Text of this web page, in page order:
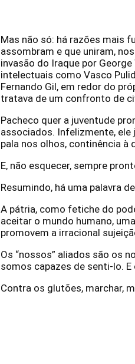
Mas não só: há razões mais
assombram e que uniram,
invasão do Iraque por
intelectuais como Vasco
Fernando Gil, em redor do
tratava de um confronto de
Pacheco quer a juventude
associados. Infelizmente, ele
pala nos olhos, continência à
E, não esquecer, sempre
Resumindo, há uma palavra
A pátria, como fetiche do
aceitar o mundo humano,
promovem a irracional
Os “nossos” aliados são os
somos capazes de senti-lo. E
Contra os glutões, marchar,